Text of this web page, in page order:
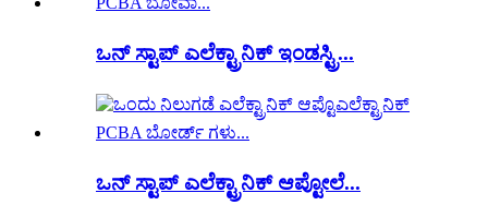
ಒನ್ ಸ್ಟಾಪ್ ಎಲೆಕ್ಟ್ರಾನಿಕ್ ಇಂಡಸ್ಟ್ರಿ...
ಒನ್ ಸ್ಟಾಪ್ ಎಲೆಕ್ಟ್ರಾನಿಕ್ ಆಪ್ಟೋಲೆ...